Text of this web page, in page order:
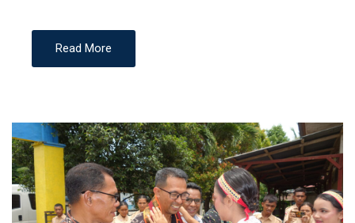
Read More